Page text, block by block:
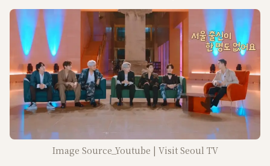
Image Source_Youtube | Visit Seoul TV